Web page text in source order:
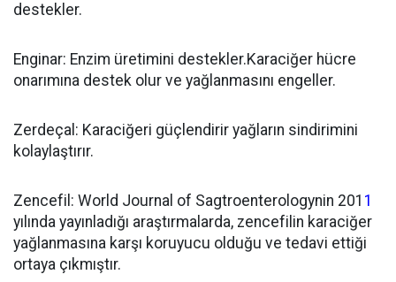
destekler.
Enginar: Enzim üretimini destekler.Karaciğer hücre
onarımına destek olur ve yağlanmasını engeller.
Zerdeçal: Karaciğeri güçlendirir yağların sindirimini
kolaylaştırır.
Zencefil: World Journal of Sagtroenterologynin 201 1
yılında yayınladığı araştırmalarda, zencefilin karaciğer
yağlanmasına karşı koruyucu olduğu ve tedavi ettiği
ortaya çıkmıştır.